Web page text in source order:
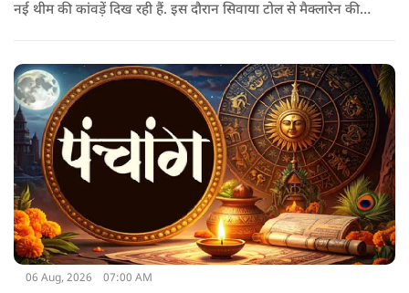
नई थीम की कांवड़ें दिख रही हैं. इस दौरान सिवाया टोल से मैक्लारेन की
06 Aug, 2026 07:00 AM